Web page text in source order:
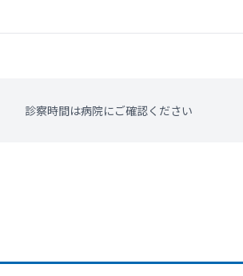
診察時間は病院にご確認ください